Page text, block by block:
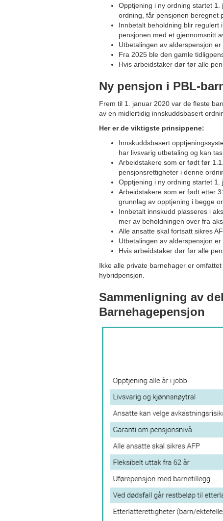
Opptjening i ny ordning startet
ordning, får pensjonen beregnet
Innbetalt beholdning blir
pensjonen med et gjennomsnitt
Utbetalingen av alderspensjon
Fra 2025 ble den gamle
Hvis arbeidstaker dør før alle
Ny pensjon i PBL-
Frem til 1. januar 2020 var de fleste
av en midlertidig innskuddsbasert
Her er de viktigste prinsippene:
Innskuddsbasert
har livsvarig utbetaling og kan
Arbeidstakere som er født før
pensjonsrettigheter i denne
Opptjening i ny ordning startet 1.
Arbeidstakere som er født etter
grunnlag av opptjening i begge
Innbetalt innskudd plasseres i
mer av beholdningen over fra
Alle ansatte skal fortsatt sikres
Utbetalingen av alderspensjon
Hvis arbeidstaker dør før alle
Ikke alle private barnehager er
hybridpensjon.
Sammenligning av
Barnehagepensjon